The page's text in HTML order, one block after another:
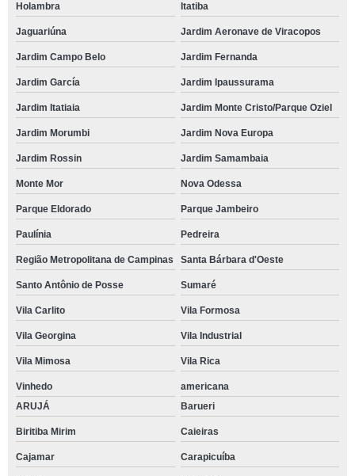
Holambra Itatiba
Jaguariúna Jardim Aeronave de Viracopos
Jardim Campo Belo Jardim Fernanda
Jardim García Jardim Ipaussurama
Jardim Itatiaia Jardim Monte Cristo/Parque Oziel
Jardim Morumbi Jardim Nova Europa
Jardim Rossin Jardim Samambaia
Monte Mor Nova Odessa
Parque Eldorado Parque Jambeiro
Paulínia Pedreira
Região Metropolitana de Campinas Santa Bárbara d'Oeste
Santo Antônio de Posse Sumaré
Vila Carlito Vila Formosa
Vila Georgina Vila Industrial
Vila Mimosa Vila Rica
Vinhedo
americana
ARUJÁ
Barueri
Biritiba Mirim Caieiras
Cajamar Carapicuíba